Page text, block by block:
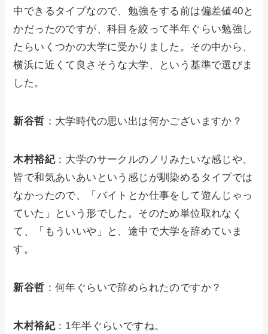
中できるタイプなので、勉強をする前は偏差値40と
かだったのですが、科目を絞って半年ぐらい勉強し
たらいくつかの大学に受かりました。その中から、
横浜に近くて良さそうな大学、という基準で選びま
した。
新谷哲 ：大学時代の思い出は何かございますか？
木村裕紀：大学のサークルのノリみたいな感じや、
皆で和気あいあいという感じが馴染めるタイプでは
なかったので、「バイトとか仕事をして遊んじゃっ
ていた」という形でした。そのため単位取れなく
て、「もういいや」と、途中で大学を辞めていま
す。
新谷哲 ：何年ぐらいで辞められたのですか？
木村裕紀：1年半ぐらいですね。